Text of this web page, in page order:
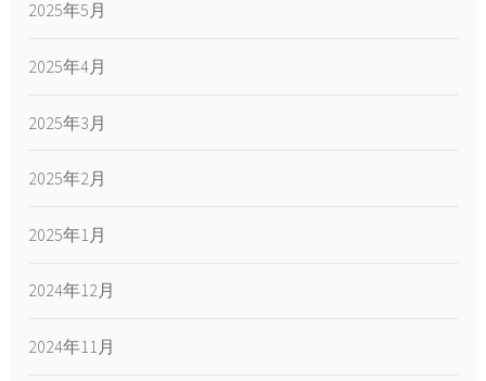
2025年5月
2025年4月
2025年3月
2025年2月
2025年1月
2024年12月
2024年11月